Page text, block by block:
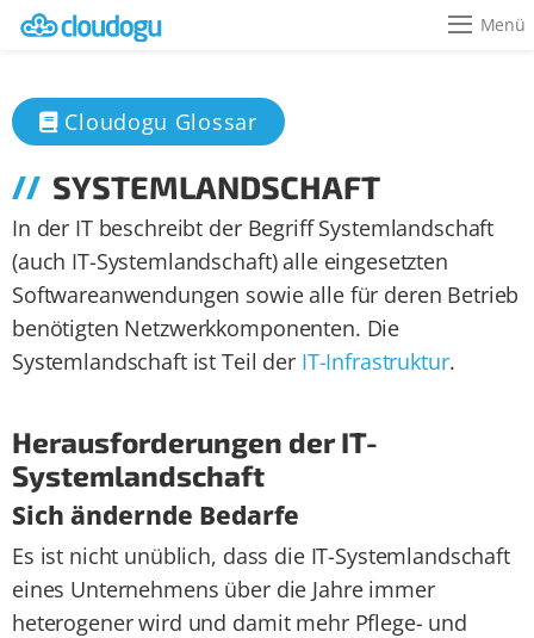
Menü
Cloudogu Glossar
SYSTEMLANDSCHAFT
In der IT beschreibt der Begriff Systemlandschaft
(auch IT-Systemlandschaft) alle eingesetzten
Softwareanwendungen sowie alle für deren Betrieb
benötigten Netzwerkkomponenten. Die
Systemlandschaft ist Teil der IT-Infrastruktur.
Herausforderungen der IT-
Systemlandschaft
Sich ändernde Bedarfe
Es ist nicht unüblich, dass die IT-Systemlandschaft
eines Unternehmens über die Jahre immer
heterogener wird und damit mehr Pflege- und